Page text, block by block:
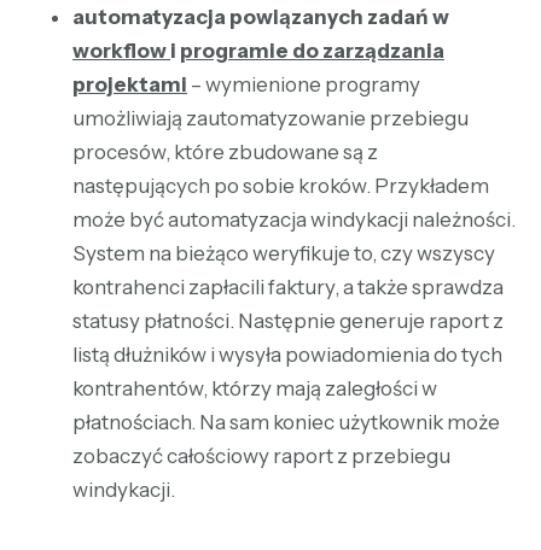
automatyzacja powiązanych zadań w
workflow i programie do zarządzania
projektami – wymienione programy
umożliwiają zautomatyzowanie przebiegu
procesów, które zbudowane są z
następujących po sobie kroków. Przykładem
może być automatyzacja windykacji należności.
System na bieżąco weryfikuje to, czy wszyscy
kontrahenci zapłacili faktury, a także sprawdza
statusy płatności. Następnie generuje raport z
listą dłużników i wysyła powiadomienia do tych
kontrahentów, którzy mają zaległości w
płatnościach. Na sam koniec użytkownik może
zobaczyć całościowy raport z przebiegu
windykacji.